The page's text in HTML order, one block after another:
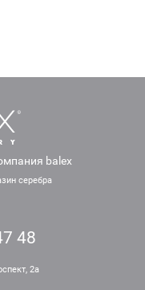
balex
серебра
48
2а